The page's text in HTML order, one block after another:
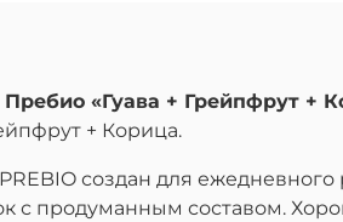
«Гуава + Грейпфрут +
+ Корица.
создан для ежедневного
с продуманным составом.